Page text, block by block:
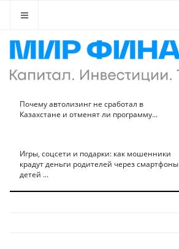
Почему автолизинг не сработал в
Казахстане и отменят ли программу...
Игры, соцсети и подарки: как мошенники
крадут деньги родителей через смартфоны
детей ...